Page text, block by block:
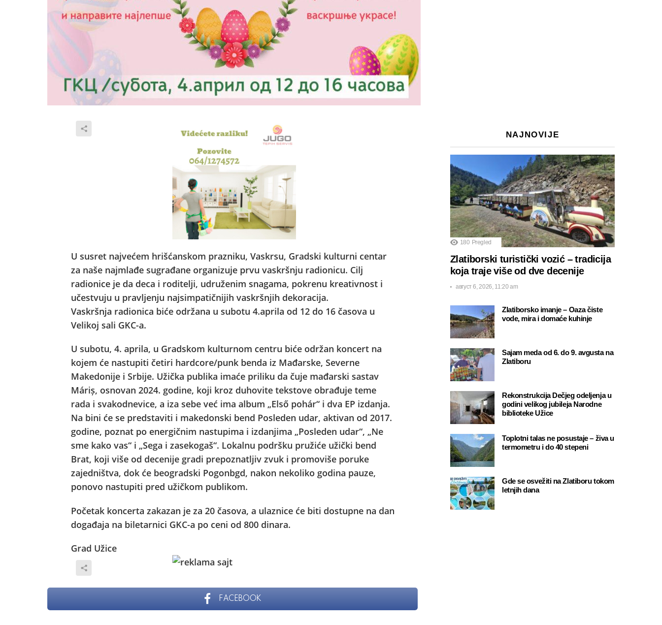
U susret najvećem hrišćanskom prazniku, Vaskrsu, Gradski kulturni centar
za naše najmlađe sugrađane organizuje prvu vaskršnju radionicu. Cilj
radionice je da deca i roditelji, udruženim snagama, pokrenu kreativnost i
učestvuju u pravljenju najsimpatičnijih vaskršnjih dekoracija.
Vaskršnja radionica biće održana u subotu 4.aprila od 12 do 16 časova u
Velikoj sali GKC-a.
U subotu, 4. aprila, u Gradskom kulturnom centru biće održan koncert na
kojem će nastupiti četiri hardcore/punk benda iz Mađarske, Severne
Makedonije i Srbije. Užička publika imaće priliku da čuje mađarski sastav
Máriș, osnovan 2024. godine, koji kroz duhovite tekstove obrađuje teme
rada i svakodnevice, a iza sebe već ima album „Első pohár“ i dva EP izdanja.
Na bini će se predstaviti i makedonski bend Posleden udar, aktivan od 2017.
godine, poznat po energičnim nastupima i izdanjima „Posleden udar“, „Ne
sme kako vas“ i „Sega i zasekogaš“. Lokalnu podršku pružiće užički bend
Brat, koji više od decenije gradi prepoznatljiv zvuk i promoviše poruke
zajedništva, dok će beogradski Pogonbgd, nakon nekoliko godina pauze,
ponovo nastupiti pred užičkom publikom.
Početak koncerta zakazan je za 20 časova, a ulaznice će biti dostupne na dan
događaja na biletarnici GKC-a po ceni od 800 dinara.
Grad Užice
FACEBOOK
NAJNOVIJE
180 Pregled
Zlatiborski turistički vozić – tradicija
koja traje više od dve decenije
август 6, 2026, 11:20 am
Zlatiborsko imanje – Oaza čiste
vode, mira i domaće kuhinje
Sajam meda od 6. do 9. avgusta na
Zlatiboru
Rekonstrukcija Dečjeg odeljenja u
godini velikog jubileja Narodne
biblioteke Užice
Toplotni talas ne posustaje – živa u
termometru i do 40 stepeni
Gde se osvežiti na Zlatiboru tokom
letnjih dana